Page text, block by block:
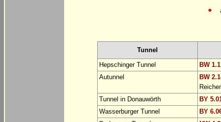
Tunnel
Hepschinger Tunnel
BW
Autunnel
BW
Tunnel in Donauwörth
BY
Wasserburger Tunnel
BY